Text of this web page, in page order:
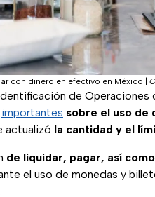
con dinero en efectivo en México
de
importantes sobre el uso de
actualizó la cantidad y el
de liquidar, pagar, así
el uso de monedas y